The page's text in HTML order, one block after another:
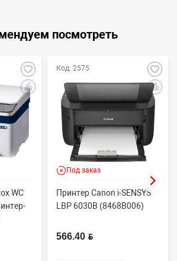
посмотреть
WC
Код: 2575
Под заказ
Принтер Canon i-SENSYS
LBP 6030B (8468B006)
566.40 BYN